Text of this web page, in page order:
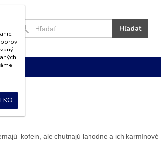
Hľadať
kofein, ale chutnajú lahodne a ich karmínové